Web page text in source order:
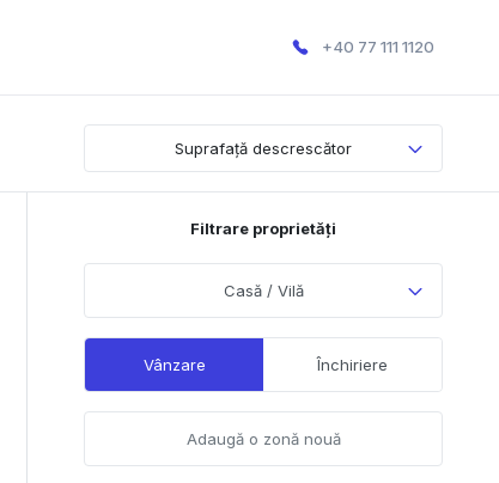
+40 77 111 1120
Suprafață descrescător
Filtrare proprietăți
Casă / Vilă
Vânzare Închiriere